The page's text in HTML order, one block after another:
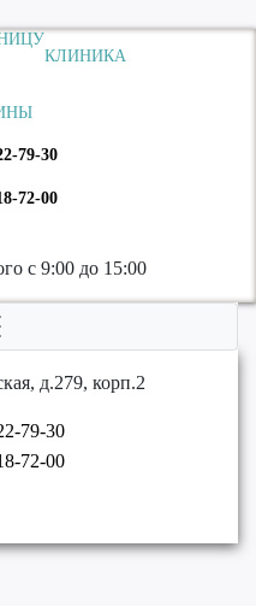
КЛИНИКА
79-30
72-00
с 9:00 до 15:00
д.279, корп.2
79-30
72-00